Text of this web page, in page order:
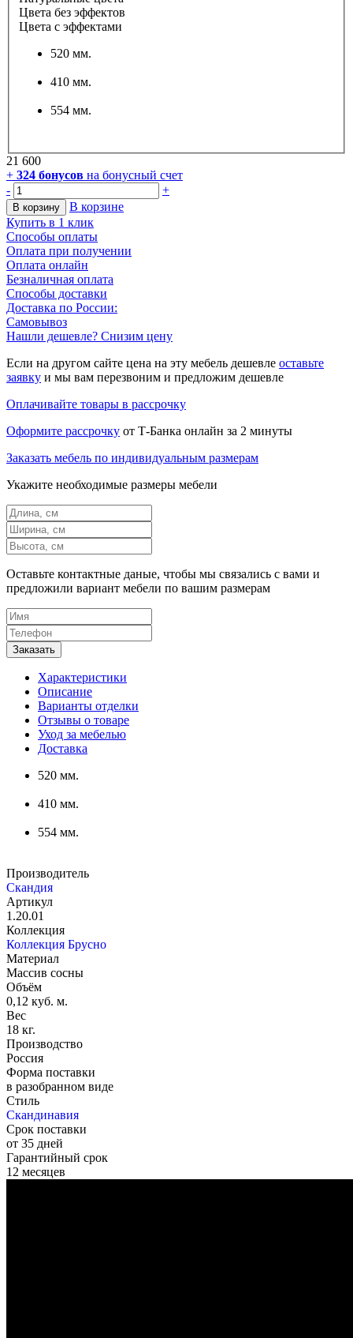
Цвета без эффектов
Цвета с эффектами
520 мм.
410 мм.
554 мм.
21 600
+ 324 бонусов на бонусный счет
-
+
В корзину
В корзине
Купить в 1 клик
Способы оплаты
Оплата при получении
Оплата онлайн
Безналичная оплата
Способы доставки
Доставка по России:
Самовывоз
Нашли дешевле? Снизим цену
Если на другом сайте цена на эту мебель дешевле оставьте
заявку и мы вам перезвоним и предложим дешевле
Оплачивайте товары в рассрочку
Оформите рассрочку от Т-Банка онлайн за 2 минуты
Заказать мебель по индивидуальным размерам
Укажите необходимые размеры мебели
Оставьте контактные даные, чтобы мы связались с вами и
предложили вариант мебели по вашим размерам
Характеристики
Описание
Варианты отделки
Отзывы о товаре
Уход за мебелью
Доставка
520 мм.
410 мм.
554 мм.
Производитель
Скандия
Артикул
1.20.01
Коллекция
Коллекция Брусно
Материал
Массив сосны
Объём
0,12 куб. м.
Вес
18 кг.
Производство
Россия
Форма поставки
в разобранном виде
Стиль
Скандинавия
Срок поставки
от 35 дней
Гарантийный срок
12 месяцев